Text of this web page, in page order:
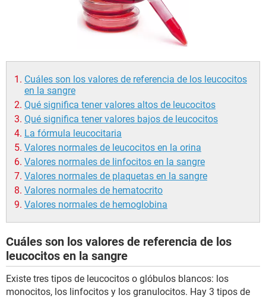
Cuáles son los valores de referencia de los leucocitos
en la sangre
Qué significa tener valores altos de leucocitos
Qué significa tener valores bajos de leucocitos
La fórmula leucocitaria
Valores normales de leucocitos en la orina
Valores normales de linfocitos en la sangre
Valores normales de plaquetas en la sangre
Valores normales de hematocrito
Valores normales de hemoglobina
Cuáles son los valores de referencia de los
leucocitos en la sangre
Existe tres tipos de leucocitos o glóbulos blancos: los
monocitos, los linfocitos y los granulocitos. Hay 3 tipos de